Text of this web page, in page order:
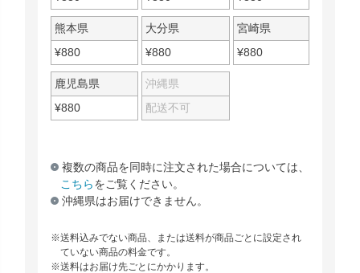
熊本県
¥880
大分県
¥880
宮崎県
¥880
鹿児島県
¥880
沖縄県
配送不可
複数の商品を同時に注文された場合については、
こちらをご覧ください。
沖縄県はお届けできません。
送料込みでない商品、または送料が商品ごとに設定され
ていない商品の料金です。
送料はお届け先ごとにかかります。